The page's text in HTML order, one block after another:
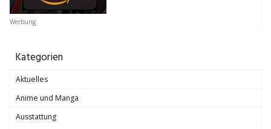
Werbung
Kategorien
Aktuelles
Anime und Manga
Ausstattung